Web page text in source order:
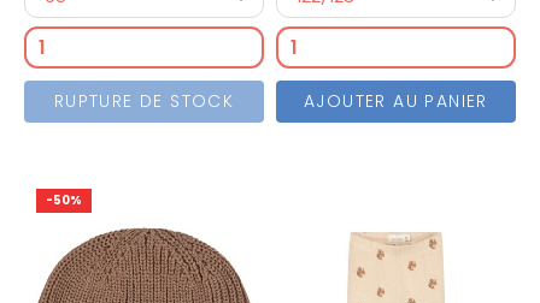
RUPTURE DE STOCK AJOUTER AU PANIER
-50%